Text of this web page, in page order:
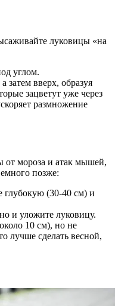
луковицы «на
углом.
затем вверх, образуя
зацветут уже через
размножение
от мороза и атак мышей,
позже:
глубокую (30-40 см) и
и уложите луковицу.
10 см), но не
лучше сделать весной,